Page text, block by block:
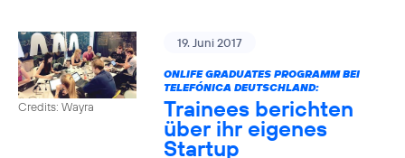
Credits: Wayra
19. Juni 2017
ONLIFE GRADUATES PROGRAMM BEI
TELEFÓNICA DEUTSCHLAND:
Trainees berichten
über ihr eigenes
Startup